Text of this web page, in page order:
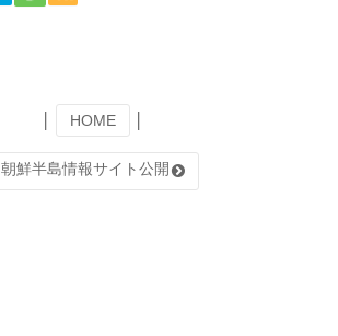
HOME
朝鮮半島情報サイト公開